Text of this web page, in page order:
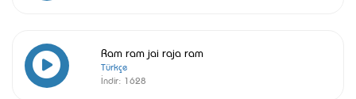
Ram ram jai raja ram
Türkçe
İndir: 1628